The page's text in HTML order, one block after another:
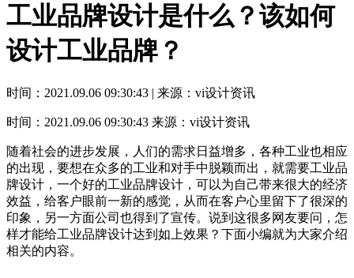
工业品牌设计是什么？该如何
设计工业品牌？
时间：2021.09.06 09:30:43 | 来源：vi设计资讯
时间：2021.09.06 09:30:43 来源：vi设计资讯
随着社会的进步发展，人们的需求日益增多，各种工业也相应
的出现，要想在众多的工业和对手中脱颖而出，就需要工业品
牌设计，一个好的工业品牌设计，可以为自己带来很大的经济
效益，给客户眼前一新的感觉，从而在客户心里留下了很深的
印象，另一方面公司也得到了宣传。说到这很多网友要问，怎
样才能给工业品牌设计达到如上效果？下面小编就为大家介绍
相关的内容。